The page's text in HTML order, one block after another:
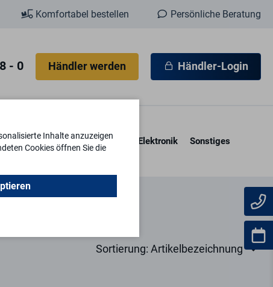
Komfortabel bestellen Persönliche Beratung
- 0 Händler werden Händler-Login
& Kassetten Schlüssel Elektronik Sonstiges
Inhalte anzuzeigen
Cookies öffnen Sie die